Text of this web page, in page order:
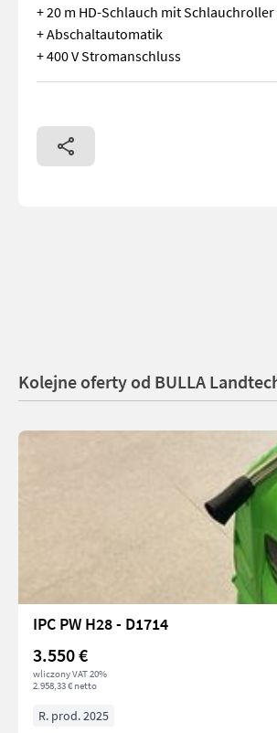
+ 20 m HD-Schlauch mit Schlauchroller
+ Abschaltautomatik
+ 400 V Stromanschluss
IPC PW H40 - D1915 +
Kolejne oferty od BULLA
IPC PW H28 - D1714
3.550 €
wliczony VAT 20%
2.958,33 € netto
R. prod. 2025